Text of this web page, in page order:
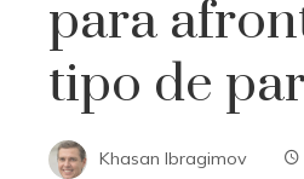
para
tipo de
Khasan Ibragimov